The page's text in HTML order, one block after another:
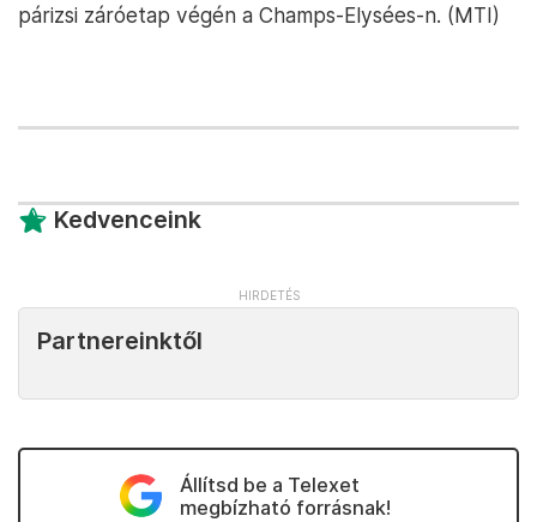
párizsi záróetap végén a Champs-Elysées-n. (MTI)
Kedvenceink
Partnereinktől
Állítsd be a Telexet
megbízható forrásnak!